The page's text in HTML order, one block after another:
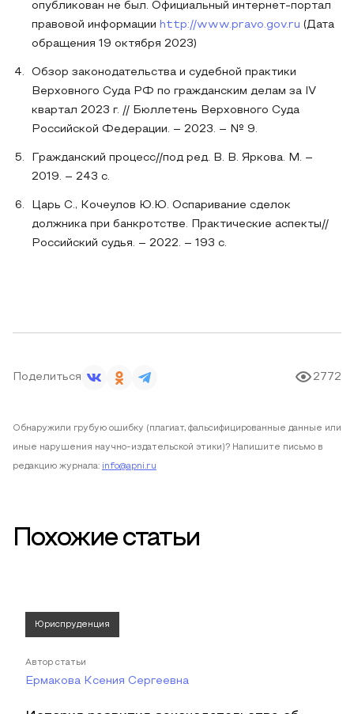
опубликован не был. Официальный интернет-портал
правовой информации http://www.pravo.gov.ru (Дата
обращения 19 октября 2023)
Обзор законодательства и судебной практики
Верховного Суда РФ по гражданским делам за IV
квартал 2023 г. // Бюллетень Верховного Суда
Российской Федерации. – 2023. – № 9.
Гражданский процесс//под ред. В. В. Яркова. М. –
2019. – 243 с.
Царь С., Кочеулов Ю.Ю. Оспаривание сделок
должника при банкротстве. Практические аспекты//
Российский судья. – 2022. – 193 с.
Поделиться 2772
Обнаружили грубую ошибку (плагиат, фальсифицированные данные или
иные нарушения научно-издательской этики)? Напишите письмо в
редакцию журнала: info@apni.ru
Похожие статьи
Юриспруденция
Автор статьи
Ермакова Ксения Сергеевна